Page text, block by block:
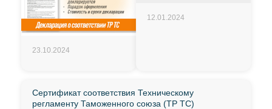
23.10.2024
12.01.2024
Сертификат соответствия Техническому
регламенту Таможенного союза (ТР ТС)